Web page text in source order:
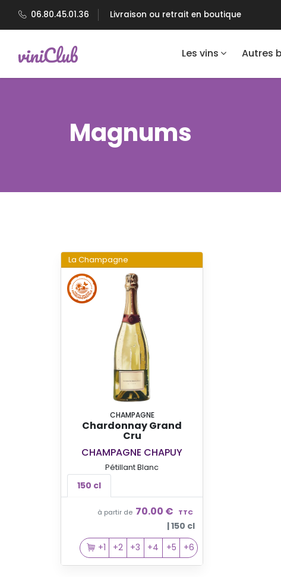
06.80.45.01.36 Livraison ou retrait en boutique
Les vins Autres
Magnums
La Champagne
CHAMPAGNE
Chardonnay Grand
Cru
CHAMPAGNE CHAPUY
Pétillant Blanc
150 cl
à partir de 70.00 € TTC
| 150 cl
+1
+2 +3 +4 +5 +6